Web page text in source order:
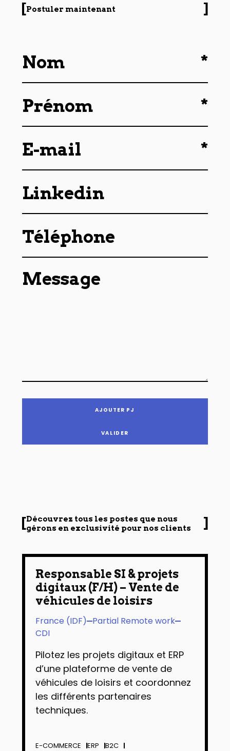
Postuler maintenant
Nom *
*
Prénom
E-mail *
Linkedin
Téléphone
Message
AJOUTER PJ
Découvrez tous les postes que nous
gérons en exclusivité pour nos clients
Responsable SI & projets
digitaux (F/H) – Vente de
véhicules de loisirs
France (IDF) Partial Remote work
CDI
Pilotez les projets digitaux et ERP
d’une plateforme de vente de
véhicules de loisirs et coordonnez
les différents partenaires
techniques.
E-COMMERCE ERP B2C